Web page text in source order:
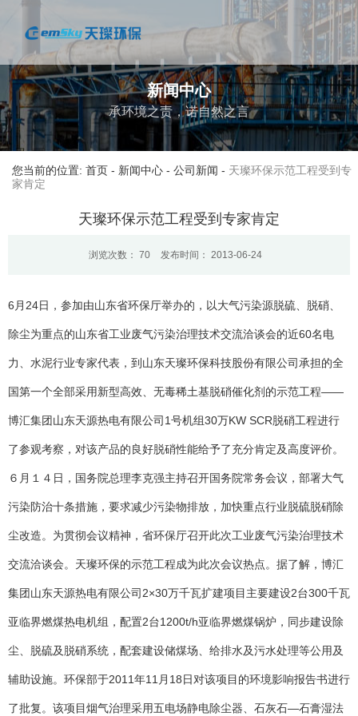
新闻中心
承环境之责，诺自然之言
您当前的位置: 首页 - 新闻中心 - 公司新闻 - 天璨环保示范工程受到专
家肯定
天璨环保示范工程受到专家肯定
浏览次数： 70 发布时间： 2013-06-24
6月24日，参加由山东省环保厅举办的，以大气污染源脱硫、脱硝、
除尘为重点的山东省工业废气污染治理技术交流洽谈会的近60名电
力、水泥行业专家代表，到山东天璨环保科技股份有限公司承担的全
国第一个全部采用新型高效、无毒稀土基脱硝催化剂的示范工程——
博汇集团山东天源热电有限公司1号机组30万KW SCR脱硝工程进行
了参观考察，对该产品的良好脱硝性能给予了充分肯定及高度评价。
６月１４日，国务院总理李克强主持召开国务院常务会议，部署大气
污染防治十条措施，要求减少污染物排放，加快重点行业脱硫脱硝除
尘改造。为贯彻会议精神，省环保厅召开此次工业废气污染治理技术
交流洽谈会。天璨环保的示范工程成为此次会议热点。据了解，博汇
集团山东天源热电有限公司2×30万千瓦扩建项目主要建设2台300千瓦
亚临界燃煤热电机组，配置2台1200t/h亚临界燃煤锅炉，同步建设除
尘、脱硫及脱硝系统，配套建设储煤场、给排水及污水处理等公用及
辅助设施。环保部于2011年11月18日对该项目的环境影响报告书进行
了批复。该项目烟气治理采用五电场静电除尘器、石灰石—石膏湿法